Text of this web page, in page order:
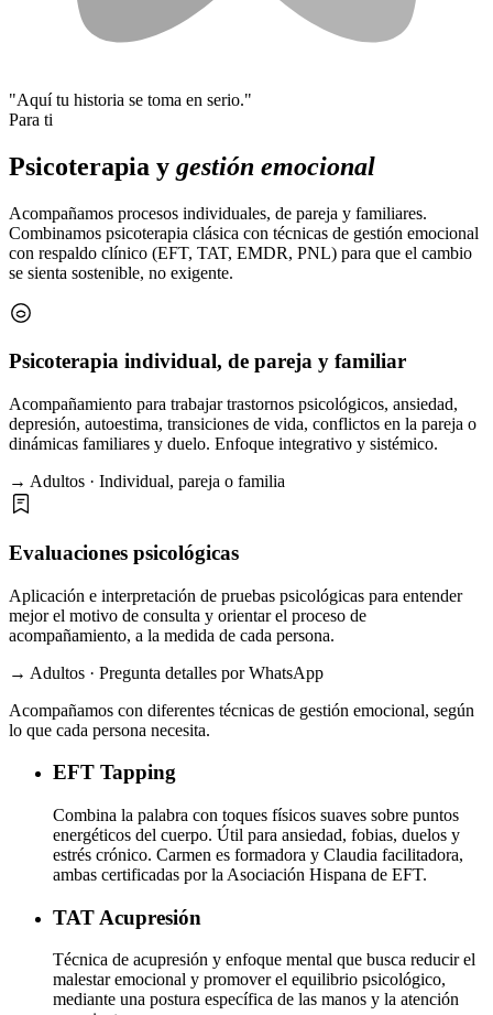
"Aquí tu historia se toma en serio."
Para ti
Psicoterapia y gestión emocional
Acompañamos procesos individuales, de pareja y familiares.
Combinamos psicoterapia clásica con técnicas de gestión emocional
con respaldo clínico (EFT, TAT, EMDR, PNL) para que el cambio
se sienta sostenible, no exigente.
Psicoterapia individual, de pareja y familiar
Acompañamiento para trabajar trastornos psicológicos, ansiedad,
depresión, autoestima, transiciones de vida, conflictos en la pareja o
dinámicas familiares y duelo. Enfoque integrativo y sistémico.
→ Adultos · Individual, pareja o familia
Evaluaciones psicológicas
Aplicación e interpretación de pruebas psicológicas para entender
mejor el motivo de consulta y orientar el proceso de
acompañamiento, a la medida de cada persona.
→ Adultos · Pregunta detalles por WhatsApp
Acompañamos con diferentes técnicas de gestión emocional, según
lo que cada persona necesita.
EFT Tapping
Combina la palabra con toques físicos suaves sobre puntos
energéticos del cuerpo. Útil para ansiedad, fobias, duelos y
estrés crónico. Carmen es formadora y Claudia facilitadora,
ambas certificadas por la Asociación Hispana de EFT.
TAT Acupresión
Técnica de acupresión y enfoque mental que busca reducir el
malestar emocional y promover el equilibrio psicológico,
mediante una postura específica de las manos y la atención